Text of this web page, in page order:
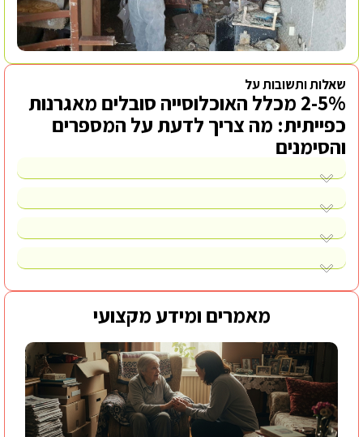
שאלות ותשובות על
2-5% מכלל האוכלוסייה סובלים מאגרנות
כפייתית: מה צריך לדעת על המספרים
והסימנים
מאמרים ומידע מקצועי